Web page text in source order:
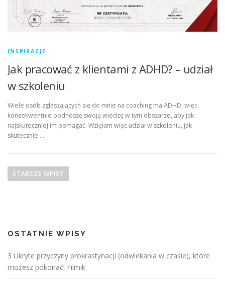
INSPIRACJE
Jak pracować z klientami z ADHD? – udział
w szkoleniu
Wiele osób zgłaszających się do mnie na coaching ma ADHD, więc
konsekwentnie podnoszę swoją wiedzę w tym obszarze, aby jak
najskuteczniej im pomagać. Wzięłam więc udział w szkoleniu, jak
skutecznie …
a
c
j
a
STARSZE WPISY
OSTATNIE WPISY
3 Ukryte przyczyny prokrastynacji (odwlekania w czasie), które
możesz pokonać! Filmik